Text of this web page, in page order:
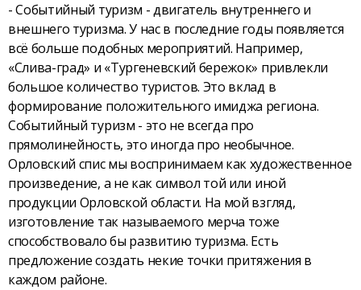
- Событийный туризм - двигатель внутреннего и
внешнего туризма. У нас в последние годы появляется
всё больше подобных мероприятий. Например,
«Слива-град» и «Тургеневский бережок» привлекли
большое количество туристов. Это вклад в
формирование положительного имиджа региона.
Событийный туризм - это не всегда про
прямолинейность, это иногда про необычное.
Орловский спис мы воспринимаем как художественное
произведение, а не как символ той или иной
продукции Орловской области. На мой взгляд,
изготовление так называемого мерча тоже
способствовало бы развитию туризма. Есть
предложение создать некие точки притяжения в
каждом районе.